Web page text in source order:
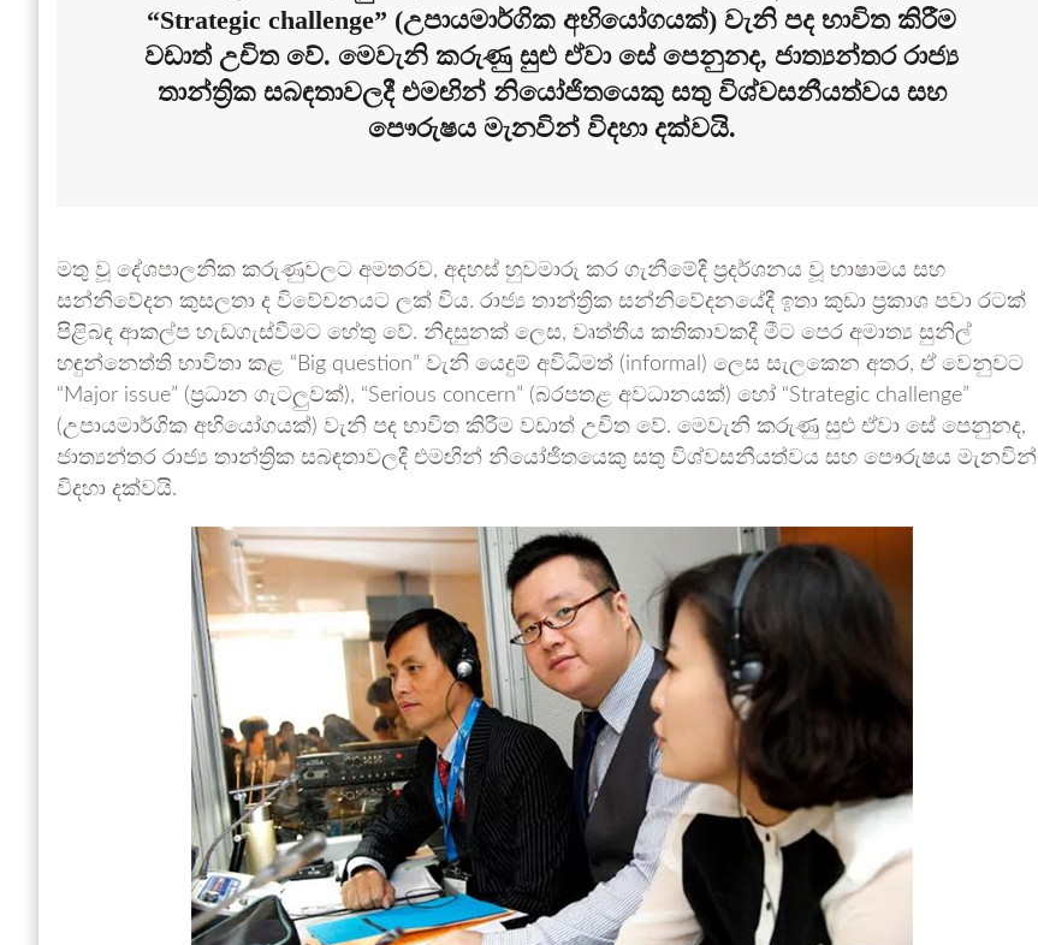
“Strategic challenge” (උපායමාර්ගික අභියෝගයක්) වැනි පද භාවිත කිරීම
වඩාත් උචිත වේ. මෙවැනි කරුණු සුළු ඒවා සේ පෙනුනද, ජාත්‍යන්තර රාජ්‍ය
තාන්ත්‍රික සබඳතාවලදී එමඟින් නියෝජිතයෙකු සතු විශ්වසනීයත්වය සහ
පෞරුෂය මැනවින් විදහා දක්වයි.
මතු වූ දේශපාලනික කරුණුවලට අමතරව, අදහස් හුවමාරු කර ගැනීමේදී ප්‍රදර්ශනය වූ භාෂාමය සහ
සන්නිවේදන කුසලතා ද විවේචනයට ලක් විය. රාජ්‍ය තාන්ත්‍රික සන්නිවේදනයේදී ඉතා කුඩා ප්‍රකාශ පවා රටක්
පිළිබඳ ආකල්ප හැඩගැස්වීමට හේතු වේ. නිදසුනක් ලෙස, වෘත්තීය කතිකාවකදී මීට පෙර අමාත්‍ය සුනිල්
හඳුන්නෙත්ති භාවිතා කළ “Big question” වැනි යෙදුම් අවිධිමත් (informal) ලෙස සැලකෙන අතර, ඒ වෙනුවට
“Major issue” (ප්‍රධාන ගැටලුවක්), “Serious concern” (බරපතළ අවධානයක්) හෝ “Strategic challenge”
(උපායමාර්ගික අභියෝගයක්) වැනි පද භාවිත කිරීම වඩාත් උචිත වේ. මෙවැනි කරුණු සුළු ඒවා සේ පෙනුනද,
ජාත්‍යන්තර රාජ්‍ය තාන්ත්‍රික සබඳතාවලදී එමඟින් නියෝජිතයෙකු සතු විශ්වසනීයත්වය සහ පෞරුෂය මැනවින්
විදහා දක්වයි.